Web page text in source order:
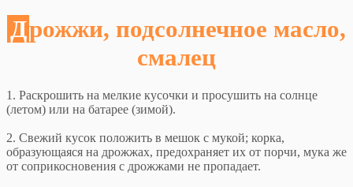
Дрожжи, подсолнечное масло,
смалец
1. Раскрошить на мелкие кусочки и просушить на солнце
(летом) или на батарее (зимой).
2. Свежий кусок положить в мешок с мукой; корка,
образующаяся на дрожжах, предохраняет их от порчи, мука же
от соприкосновения с дрожжами не пропадает.